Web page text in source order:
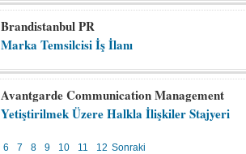
Brandistanbul PR
Marka Temsilcisi İş İlanı
Avantgarde Communication Management
Yetiştirilmek Üzere Halkla İlişkiler Stajyeri
6 7 8 9 10 11 12 Sonraki